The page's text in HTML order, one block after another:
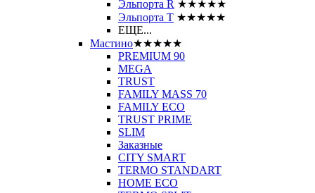
Эльпорта R ★★★★★
Эльпорта Т ★★★★★
ЕЩЕ...
Мастино★★★★★
PREMIUM 90
MEGA
TRUST
FAMILY MASS 70
FAMILY ECO
TRUST PRIME
SLIM
Заказные
CITY SMART
TERMO STANDART
HOME ECO